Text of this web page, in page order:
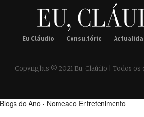
Eu Cláudio Consultório
Copyrights © 2021 Eu, Claúdio | Todos
Blogs do Ano - Nomeado Entretenimento